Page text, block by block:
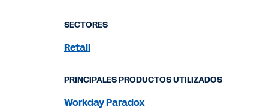
SECTORES
Retail
PRINCIPALES PRODUCTOS UTILIZADOS
Workday Paradox